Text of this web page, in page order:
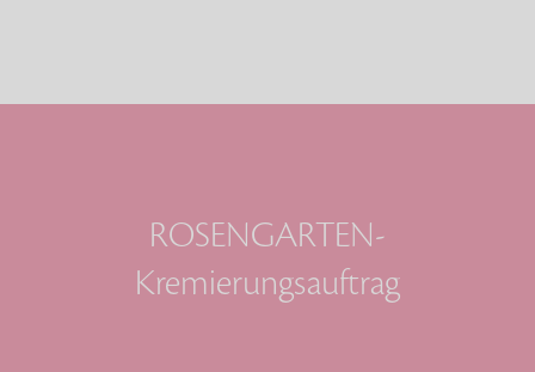
ROSENGARTEN-
Kremierungsauftrag